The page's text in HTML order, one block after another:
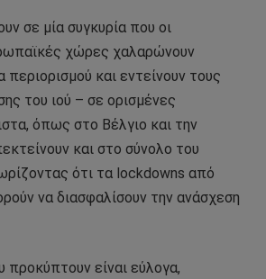
σε μία συγκυρία που οι
χώρες χαλαρώνουν
και εντείνουν τους
του ιού – σε ορισμένες
όπως στο Βέλγιο και την
και στο σύνολο του
ότι τα lockdowns από
να διασφαλίσουν την ανάσχεση
είναι εύλογα,